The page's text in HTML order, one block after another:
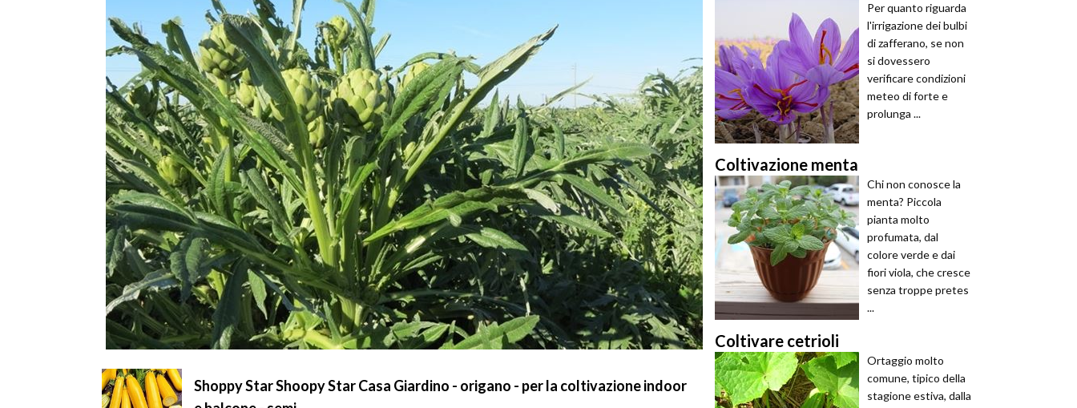
Shoppy Star Shoopy Star Casa Giardino - origano - per la coltivazione indoor
Per quanto riguarda
l'irrigazione dei bulbi
di zafferano, se non
si dovessero
verificare condizioni
meteo di forte e
prolunga ...
Coltivazione menta
Chi non conosce la
menta? Piccola
pianta molto
profumata, dal
colore verde e dai
fiori viola, che cresce
senza troppe pretes
...
Coltivare cetrioli
Ortaggio molto
comune, tipico della
stagione estiva, dalla